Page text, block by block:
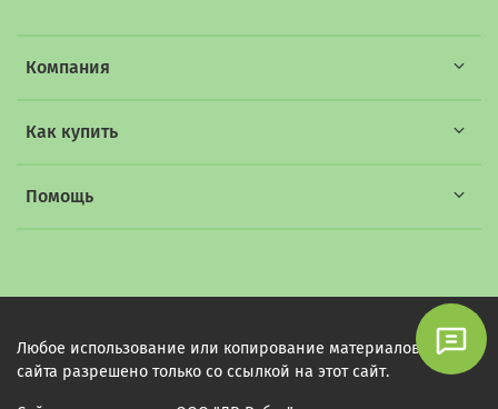
Компания
Как купить
Помощь
Любое использование или копирование материалов этого
сайта разрешено только со ссылкой на этот сайт.